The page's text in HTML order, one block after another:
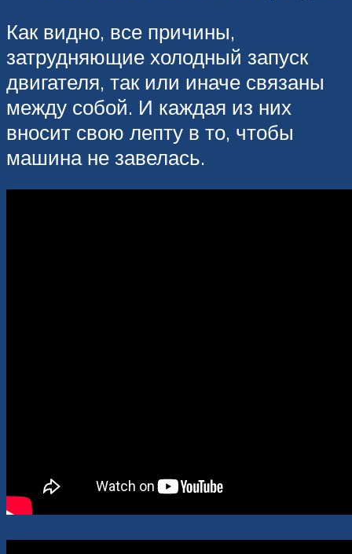
Как видно, все причины,
затрудняющие холодный запуск
двигателя, так или иначе связаны
между собой. И каждая из них
вносит свою лепту в то, чтобы
машина не завелась.